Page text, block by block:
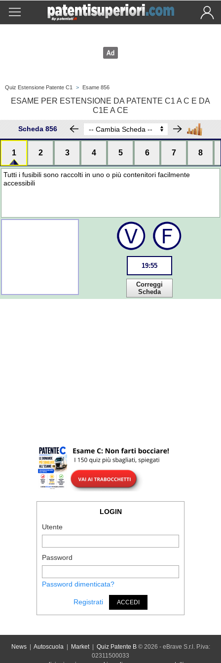
Quiz Estensione Patente C1 > Esame 856
ESAME PER ESTENSIONE DA PATENTE C1 A C E DA
C1E A CE
Scheda 856
1 2 3 4 5 6 7 8
Tutti i fusibili sono raccolti in uno o più contenitori facilmente
accessibili
19:55
Correggi
Scheda
LOGIN
Utente
Password
Password dimenticata?
Registrati ACCEDI
News| Autoscuola| Market| Quiz Patente B© 2026 - eBrave S.r.l. P.iva:
02311500033